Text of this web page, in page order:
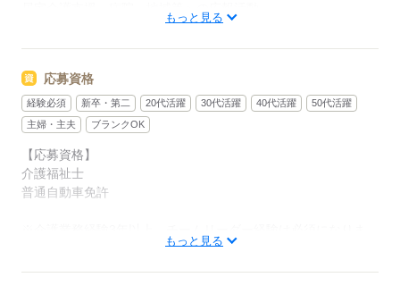
お客様のご利用の状況把握、介護業務全般
※パソコン入力作業が出来る方必須
◆あなたらしさを尊重◆
髪色・髪型・ネイル・ヒゲは原則自由（社内規定あり）。社員
一人ひとりの個性や価値観を大切にするため、身だしなみルー
いスタイルで無理なく働ける環境です。
もっと見る
応募資格
経験必須 新卒・第二 20代活躍 30代活躍 40代活躍
50代活躍
主婦・主夫
ブランクOK
【応募資格】
介護福祉士
普通自動車免許
もっと見る